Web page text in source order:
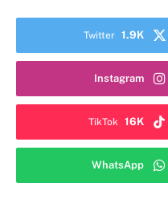
Twitter 1.9K
Instagram
TikTok 16K
WhatsApp